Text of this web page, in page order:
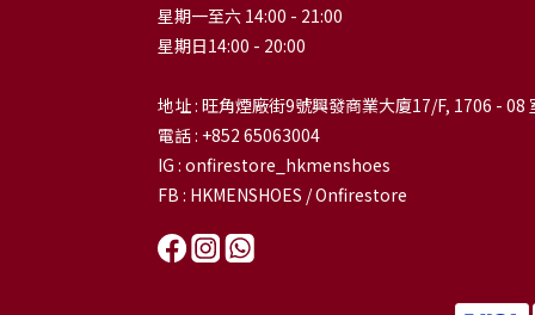
星期一至六 14:00 - 21:00
星期日14:00 - 20:00
地址 : 旺角煙廠街9號興發商業大廈17/F, 1706 - 08
電話 : +852 65063004
IG : onfirestore_hkmenshoes
FB : HKMENSHOES / Onfirestore